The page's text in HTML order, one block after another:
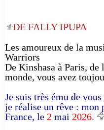
⚜️DE FALLY IPUPA
Les amoureux de la
Warriors
De Kinshasa à Paris, de
monde, vous avez
Je suis très ému de
je réalise un rêve : mon
France, le 2 mai 2026.